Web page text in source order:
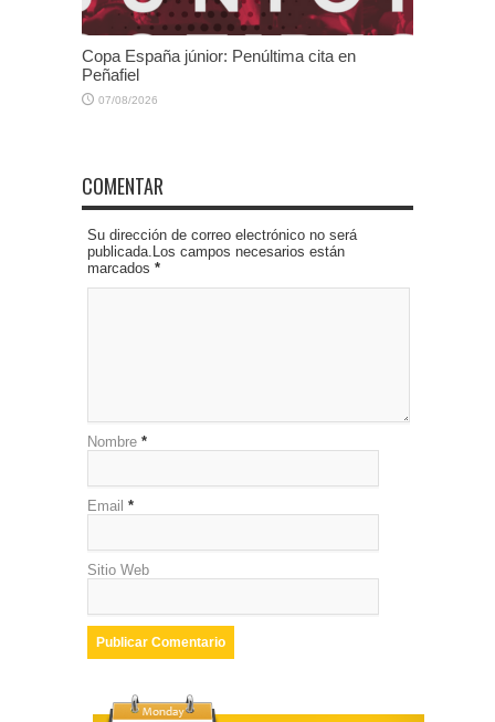
Copa España júnior: Penúltima cita en
Peñafiel
07/08/2026
COMENTAR
Su dirección de correo electrónico no será
publicada.Los campos necesarios están
marcados *
Nombre *
Email *
Sitio Web